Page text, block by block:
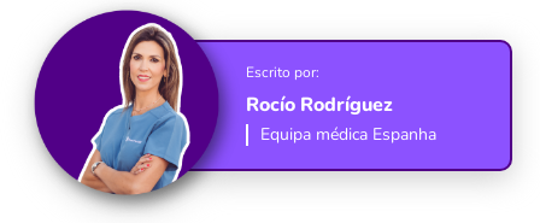
Escrito por:
Rocío Rodríguez
Equipa médica Espanha